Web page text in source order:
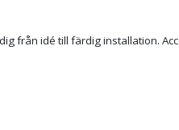
från idé till färdig installation.